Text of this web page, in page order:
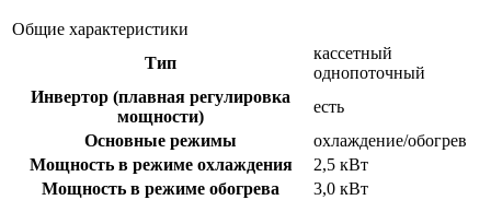
Общие характеристики
Тип
кассетный
однопоточный
Инвертор (плавная регулировка
мощности)
есть
Основные режимы
охлаждение/обогрев
Мощность в режиме охлаждения
2,5 кВт
Мощность в режиме обогрева
3,0 кВт